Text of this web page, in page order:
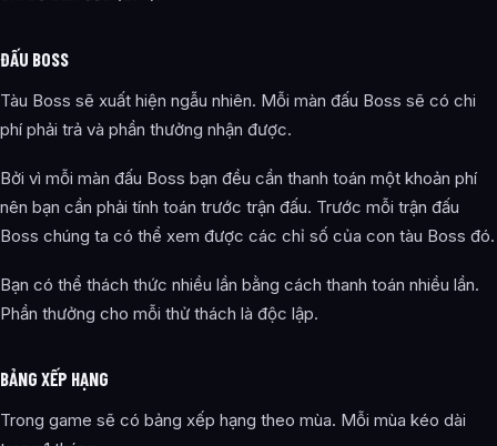
ĐẤU BOSS
Tàu Boss sẽ xuất hiện ngẫu nhiên. Mỗi màn đấu Boss sẽ có chi
phí phải trả và phần thưởng nhận được.
Bởi vì mỗi màn đấu Boss bạn đều cần thanh toán một khoản phí
nên bạn cần phải tính toán trước trận đấu. Trước mỗi trận đấu
Boss chúng ta có thể xem được các chỉ số của con tàu Boss đó.
Bạn có thể thách thức nhiều lần bằng cách thanh toán nhiều lần.
Phần thưởng cho mỗi thử thách là độc lập.
BẢNG XẾP HẠNG
Trong game sẽ có bảng xếp hạng theo mùa. Mỗi mùa kéo dài